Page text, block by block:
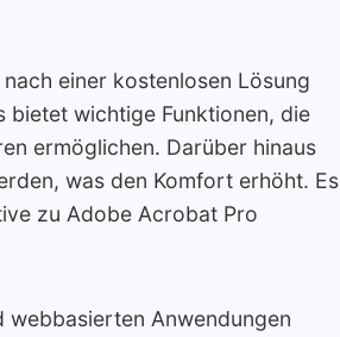
einer kostenlosen Lösung
bietet wichtige Funktionen, die
ermöglichen. Darüber hinaus
was den Komfort erhöht. Es
zu Adobe Acrobat Pro
webbasierten Anwendungen